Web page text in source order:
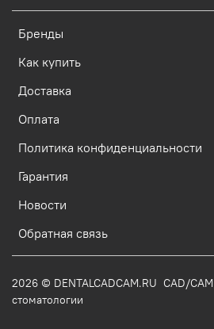
Бренды
Как купить
Доставка
Оплата
Политика конфиденциальности
Гарантия
Новости
Обратная связь
2026 © DENTALCADCAM.RU CAD/
стоматологии